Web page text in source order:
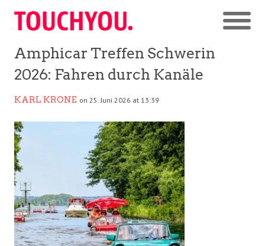
Amphicar Treffen Schwerin
2026: Fahren durch Kanäle
KARL KRONE on 25. Juni 2026 at 13:39